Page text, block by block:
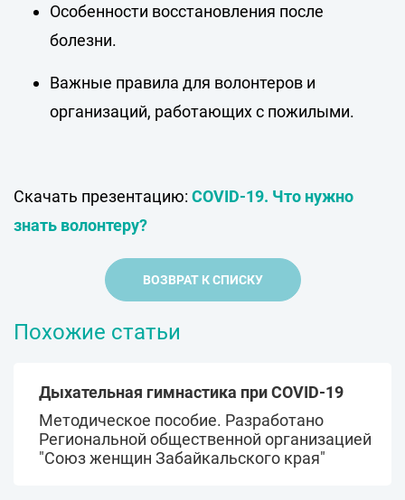
Особенности восстановления после
болезни.
Важные правила для волонтеров и
организаций, работающих с пожилыми.
Скачать презентацию: COVID-19. Что нужно
знать волонтеру?
ВОЗВРАТ К СПИСКУ
Похожие статьи
Дыхательная гимнастика при COVID-19
Методическое пособие. Разработано
Региональной общественной организацией
"Союз женщин Забайкальского края"